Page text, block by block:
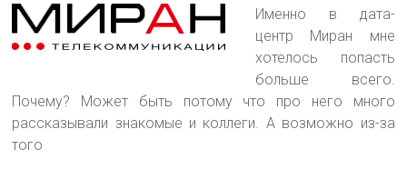
Именно в дата-
центр Миран мне
хотелось попасть
больше всего.
Почему? Может быть потому что про него много
рассказывали знакомые и коллеги. А возможно из-за
того